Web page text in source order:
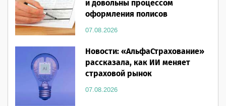
и довольны процессом
оформления полисов
07.08.2026
Новости: «АльфаСтрахование»
рассказала, как ИИ меняет
страховой рынок
07.08.2026